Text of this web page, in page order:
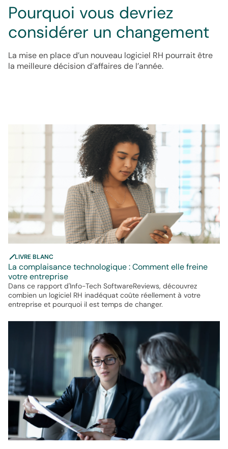
Pourquoi vous devriez
considérer un changement
La mise en place d’un nouveau logiciel RH pourrait être
la meilleure décision d’affaires de l’année.
LIVRE BLANC
La complaisance technologique : Comment elle freine
votre entreprise
Dans ce rapport d'Info-Tech SoftwareReviews, découvrez
combien un logiciel RH inadéquat coûte réellement à votre
entreprise et pourquoi il est temps de changer.